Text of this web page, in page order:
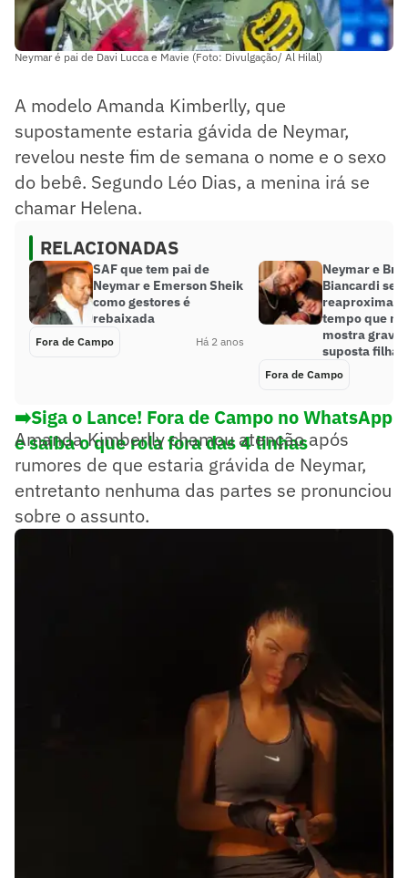
Neymar é pai de Davi Lucca e Mavie (Foto: Divulgação/ Al Hilal)
A modelo Amanda Kimberlly, que
supostamente estaria gávida de Neymar,
revelou neste fim de semana o nome e o sexo
do bebê. Segundo Léo Dias, a menina irá se
chamar Helena.
RELACIONADAS
SAF que tem pai de
Neymar e Emerson Sheik
como gestores é
rebaixada
Fora de Campo Há 2 anos
Neymar e
Biancardi se
tempo que
mostra
suposta filha
Fora de Campo
➡️Siga o Lance! Fora de Campo no WhatsApp
e saiba o que rola fora das 4 linhas
Amanda Kimberlly chamou atenção após
rumores de que estaria grávida de Neymar,
entretanto nenhuma das partes se pronunciou
sobre o assunto.